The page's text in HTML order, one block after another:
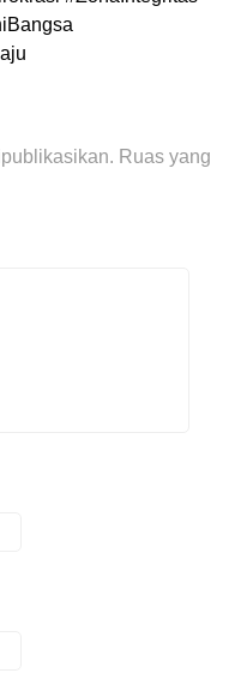
Ruas yang